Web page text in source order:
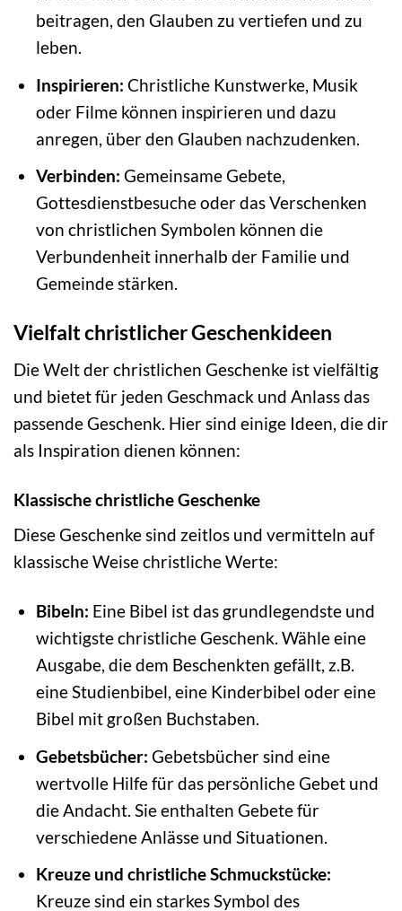
beitragen, den Glauben zu vertiefen und zu
leben.
Inspirieren: Christliche Kunstwerke, Musik
oder Filme können inspirieren und dazu
anregen, über den Glauben nachzudenken.
Verbinden: Gemeinsame Gebete,
Gottesdienstbesuche oder das Verschenken
von christlichen Symbolen können die
Verbundenheit innerhalb der Familie und
Gemeinde stärken.
Vielfalt christlicher Geschenkideen
Die Welt der christlichen Geschenke ist vielfältig
und bietet für jeden Geschmack und Anlass das
passende Geschenk. Hier sind einige Ideen, die dir
als Inspiration dienen können:
Klassische christliche Geschenke
Diese Geschenke sind zeitlos und vermitteln auf
klassische Weise christliche Werte:
Bibeln: Eine Bibel ist das grundlegendste und
wichtigste christliche Geschenk. Wähle eine
Ausgabe, die dem Beschenkten gefällt, z.B.
eine Studienbibel, eine Kinderbibel oder eine
Bibel mit großen Buchstaben.
Gebetsbücher: Gebetsbücher sind eine
wertvolle Hilfe für das persönliche Gebet und
die Andacht. Sie enthalten Gebete für
verschiedene Anlässe und Situationen.
Kreuze und christliche Schmuckstücke:
Kreuze sind ein starkes Symbol des